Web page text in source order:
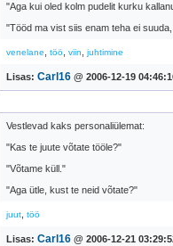
"Aga kui oled kolm pudelit kurku
"Tööd ma vist siis enam teha ei
venelane töö viin juhtimine
Lisas: Carl16 @ 2006-12-19
Vestlevad kaks personaliülemat:
"Kas te juute võtate tööle?"
"Võtame küll."
"Aga ütle, kust te neid võtate?"
juut töö
Lisas: Carl16 @ 2006-12-21